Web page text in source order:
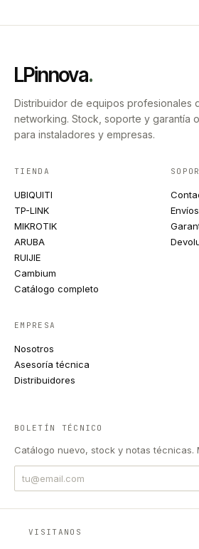
LPinnova.
Distribuidor de equipos profesionales
networking. Stock, soporte y garantía
para instaladores y empresas.
TIENDA
UBIQUITI
TP-LINK
MIKROTIK
ARUBA
RUIJIE
Cambium
Catálogo completo
Envíos
EMPRESA
Nosotros
Asesoría técnica
Distribuidores
BOLETÍN TÉCNICO
Catálogo nuevo, stock y notas técnicas.
VISITANOS